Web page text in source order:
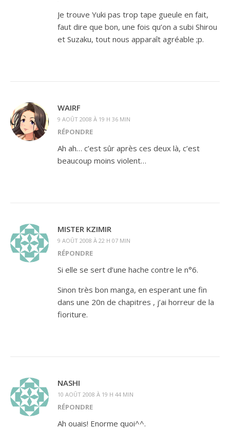
Je trouve Yuki pas trop tape gueule en fait,
faut dire que bon, une fois qu’on a subi Shirou
et Suzaku, tout nous apparaît agréable ;p.
WAIRF
9 AOÛT 2008 À 19 H 36 MIN
RÉPONDRE
Ah ah… c’est sûr après ces deux là, c’est
beaucoup moins violent…
MISTER KZIMIR
9 AOÛT 2008 À 22 H 07 MIN
RÉPONDRE
Si elle se sert d’une hache contre le n°6.
Sinon très bon manga, en esperant une fin
dans une 20n de chapitres , j’ai horreur de la
fioriture.
NASHI
10 AOÛT 2008 À 19 H 44 MIN
RÉPONDRE
Ah ouais! Enorme quoi^^.